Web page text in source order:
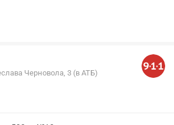
Черновола, 3 (в АТБ)